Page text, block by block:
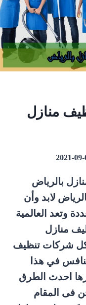
منازل
2021-09-
بالرياض
لابد وأن
وتعد العالمية
منازل
كل شركات تنظيف
في هذا
احدث الطرق
فى المقام